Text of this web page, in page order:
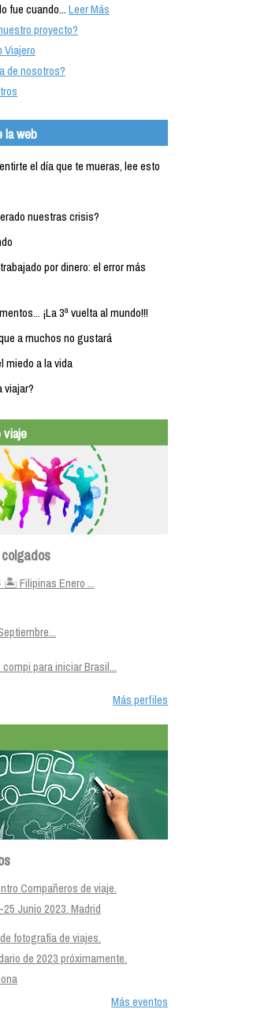
fue cuando...Leer Más
proyecto?
Viajero
de nosotros?
la web
el día que te mueras, lee esto
nuestras crisis?
por dinero: el error más
¡La 3ª vuelta al mundo!!!
a muchos no gustará
miedo a la vida
viajar?
viaje
Filipinas Enero ...
para iniciar Brasil...
Más perfiles
Compañeros de viaje.
Junio 2023. Madrid
fotografía de viajes.
de 2023 próximamente.
Más eventos